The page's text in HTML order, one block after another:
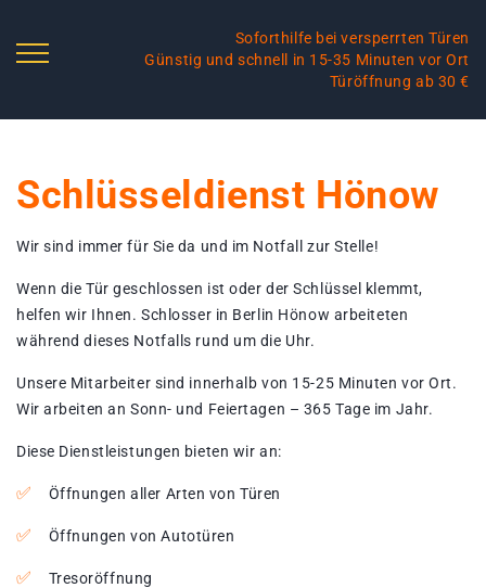
Soforthilfe bei versperrten Türen
Günstig und schnell in 15-35 Minuten vor Ort
Türöffnung ab 30 €
Schlüsseldienst Hönow
Wir sind immer für Sie da und im Notfall zur Stelle!
Wenn die Tür geschlossen ist oder der Schlüssel klemmt,
helfen wir Ihnen. Schlosser in Berlin Hönow arbeiteten
während dieses Notfalls rund um die Uhr.
Unsere Mitarbeiter sind innerhalb von 15-25 Minuten vor Ort.
Wir arbeiten an Sonn- und Feiertagen – 365 Tage im Jahr.
Diese Dienstleistungen bieten wir an:
Öffnungen aller Arten von Türen
Öffnungen von Autotüren
Tresoröffnung